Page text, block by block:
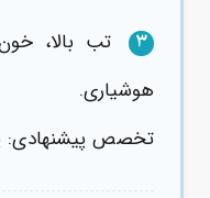
3
تب بالا،
هوشیاری.
تخصص پیشنهادی: